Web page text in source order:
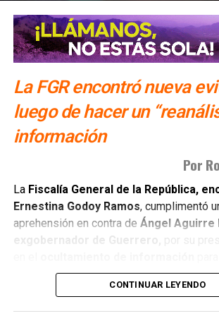
La FGR encontró nueva
luego de hacer un
información
Por
La Fiscalía General de la República,
Ernestina Godoy Ramos, cumplimentó
aprehensión en contra de Ángel Aguirre
exgobernador de Guerrero,
por su
paradero de los43 estudiantes de la
Rural Isidro Burgos. La institución
captura señalando que el requerimiento
CONTINUAR LEYENDO